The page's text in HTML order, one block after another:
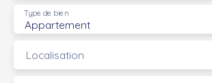
Appartement
Type de bien
Localisation